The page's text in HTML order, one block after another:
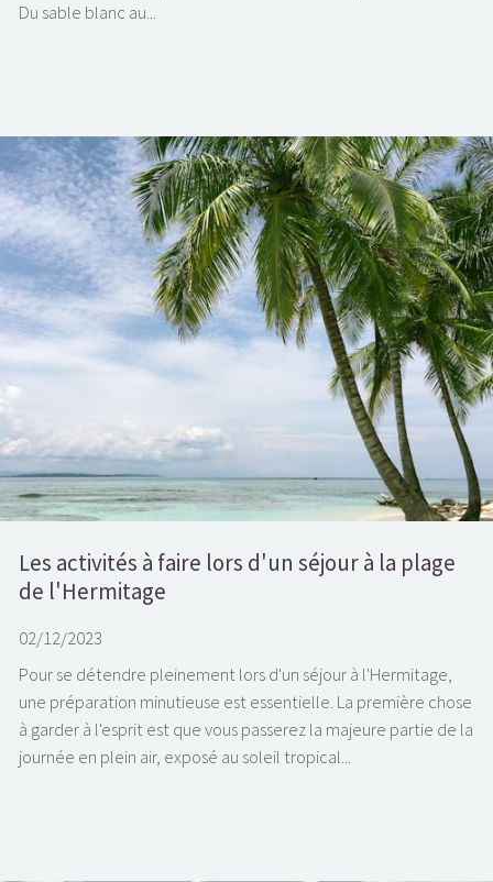
Du sable blanc au...
Les activités à faire lors d'un séjour à la plage
de l'Hermitage
02/12/2023
Pour se détendre pleinement lors d'un séjour à l'Hermitage,
une préparation minutieuse est essentielle. La première chose
à garder à l'esprit est que vous passerez la majeure partie de la
journée en plein air, exposé au soleil tropical...